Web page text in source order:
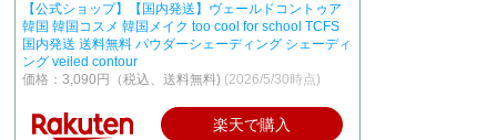
【公式ショップ】【国内発送】ヴェールドコントゥア
韓国 韓国コスメ 韓国メイク too cool for school TCFS
国内発送 送料無料 パウダーシェーディング シェーディ
ング veiled contour
価格：3,090円（税込、送料無料) (2026/5/30時点)
楽天で購入